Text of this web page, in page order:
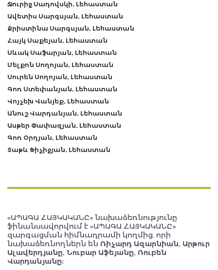
Ջուրիջ Սադովսկի, Լեհաստան
Ավետիս Սարգսյան, Լեհաստան
Քրիստինա Սարգսյան, Լեհաստան
Հայկ Սաքեյան, Լեհաստան
Սևակ Սաֆարյան, Լեհաստան
Մելքոն Սողոյան, Լեհաստան
Սուրեն Սողոյան, Լեհաստան
Գոռ Ստեփանյան, Լեհաստան
Վոյչեխ Վանյեք, Լեհաստան
Անուշ Վարդանյան, Լեհաստան
Ասթեր Փափազյան, Լեհաստան
Գոռ Օրդյան, Լեհաստան
Տաթև Ֆիչիջյան, Լեհաստան
«ԱՊԱԳԱ ՀԱՅԿԱԿԱՆԸ» նախաձեռնությունը
ֆինանսավորվում է «ԱՊԱԳԱ ՀԱՅԿԱԿԱՆԸ»
զարգացման հիմնադրամի կողմից, որի
նախաձեռնողներն են Ռիչարդ Ազարնիան, Արթուր
Ալավերդյանը, Նուբար Աֆեյանը, Ռուբեն
Վարդանյանը: